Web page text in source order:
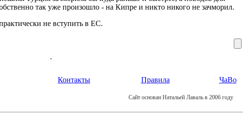
так уже произошло - на Кипре и никто никого не зачморил.
не вступить в ЕС.
.
Контакты Правила ЧаВо
Сайт основан Натальей Лаваль в 2006 году